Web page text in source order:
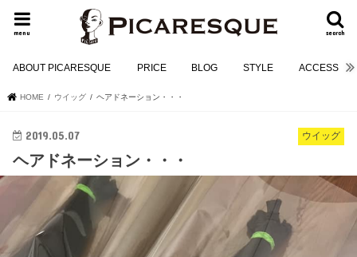
search
menu
ABOUT PICARESQUE PRICE BLOG STYLE ACCESS
HOME ウイッグ ヘアドネーション・・・
ウイッグ
2019.05.07
ヘアドネーション・・・